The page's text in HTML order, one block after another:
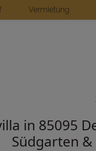
Vermietung
in 85095
Südgarten